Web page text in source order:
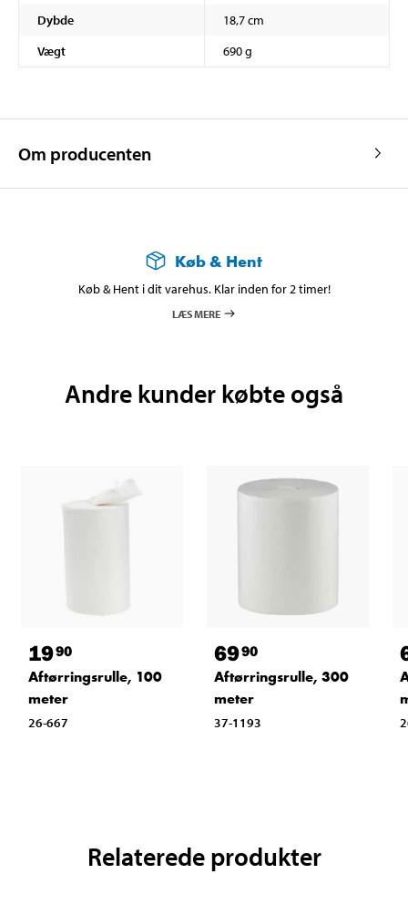
Dybde
18,7 cm
Vægt
690 g
Om producenten
Køb & Hent
Køb & Hent i dit varehus. Klar inden for 2 timer!
LÆS MERE
Andre kunder købte også
1990
Aftørringsrulle, 100
meter
26-667
6990
Aftørringsrulle, 300
meter
37-1193
Relaterede produkter